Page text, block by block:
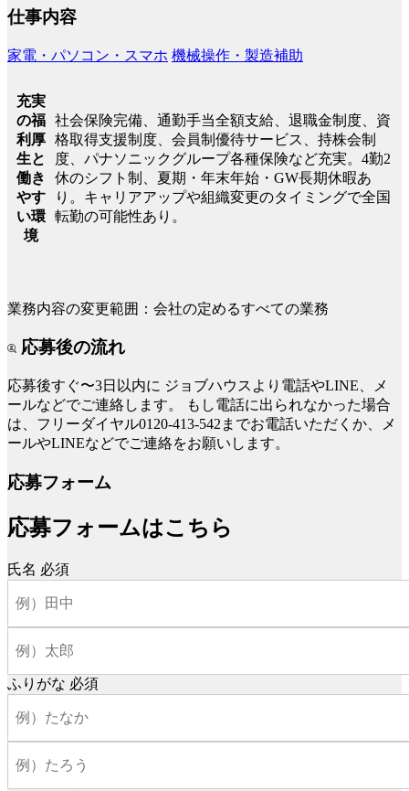
仕事内容
家電・パソコン・スマホ 機械操作・製造補助
充実
の福
利厚
生と
働き
やす
い環
境
社会保険完備、通勤手当全額支給、退職金制度、資
格取得支援制度、会員制優待サービス、持株会制
度、パナソニックグループ各種保険など充実。4勤2
休のシフト制、夏期・年末年始・GW長期休暇あ
り。キャリアアップや組織変更のタイミングで全国
転勤の可能性あり。
業務内容の変更範囲：会社の定めるすべての業務
応募後の流れ
応募後すぐ〜3日以内に ジョブハウスより電話やLINE、メ
ールなどでご連絡します。
もし電話に出られなかった場合
は、フリーダイヤル0120-413-542までお電話いただくか、メ
ールやLINEなどでご連絡をお願いします。
応募フォーム
応募フォームはこちら
氏名 必須
ふりがな 必須